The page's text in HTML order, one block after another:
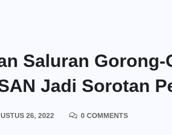
Saluran Gorong-
Jadi Sorotan
26, 2022
0 COMMENTS